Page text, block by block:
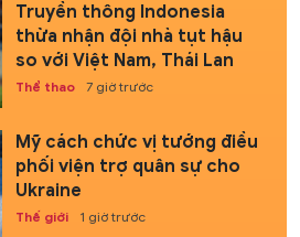
Truyền thông Indonesia
thừa nhận đội nhà tụt hậu
so với Việt Nam, Thái Lan
Thể thao 7 giờ trước
Mỹ cách chức vị tướng điều
phối viện trợ quân sự cho
Ukraine
Thế giới 1 giờ trước